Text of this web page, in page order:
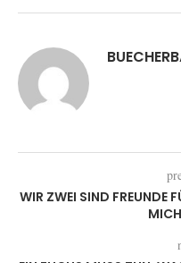
WIR ZWEI SIND FREUNDE